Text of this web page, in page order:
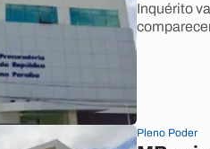
Inquérito
Pleno Poder